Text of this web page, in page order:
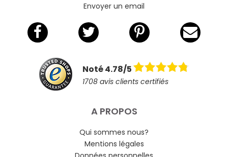
Envoyer un email
Noté 4.78/5
1708 avis clients certifiés
A PROPOS
Qui sommes nous?
Mentions légales